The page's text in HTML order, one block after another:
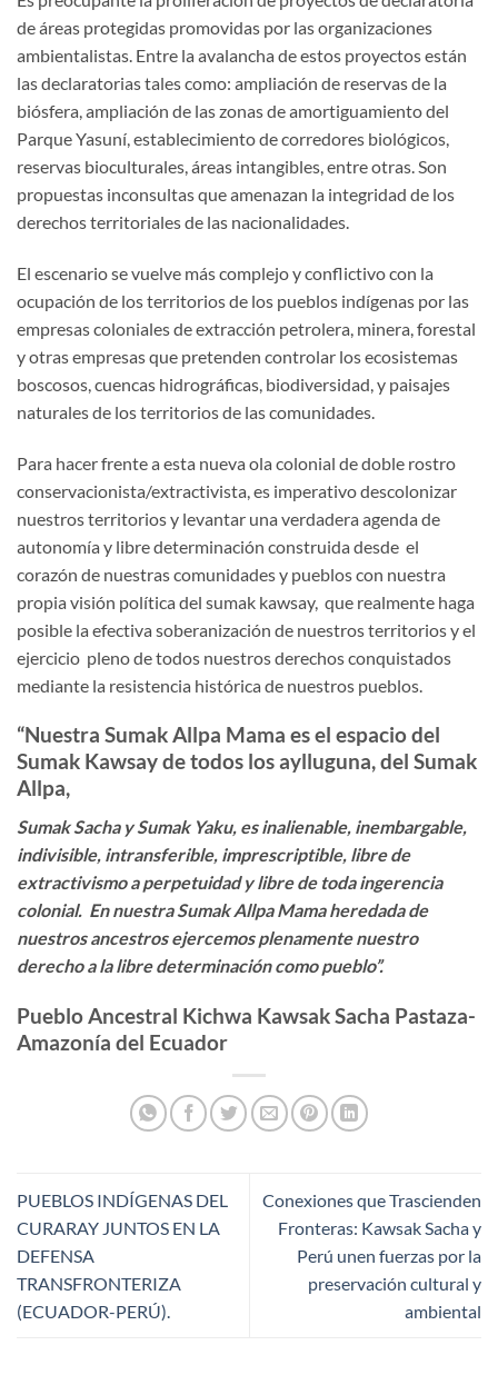
de áreas protegidas promovidas por las organizaciones
ambientalistas. Entre la avalancha de estos proyectos están
las declaratorias tales como: ampliación de reservas de la
biósfera, ampliación de las zonas de amortiguamiento del
Parque Yasuní, establecimiento de corredores biológicos,
reservas bioculturales, áreas intangibles, entre otras. Son
propuestas inconsultas que amenazan la integridad de los
derechos territoriales de las nacionalidades.
El escenario se vuelve más complejo y conflictivo con la
ocupación de los territorios de los pueblos indígenas por las
empresas coloniales de extracción petrolera, minera, forestal
y otras empresas que pretenden controlar los ecosistemas
boscosos, cuencas hidrográficas, biodiversidad, y paisajes
naturales de los territorios de las comunidades.
Para hacer frente a esta nueva ola colonial de doble rostro
conservacionista/extractivista, es imperativo descolonizar
nuestros territorios y levantar una verdadera agenda de
autonomía y libre determinación construida desde el
corazón de nuestras comunidades y pueblos con nuestra
propia visión política del sumak kawsay, que realmente haga
posible la efectiva soberanización de nuestros territorios y el
ejercicio pleno de todos nuestros derechos conquistados
mediante la resistencia histórica de nuestros pueblos.
“Nuestra Sumak Allpa Mama es el espacio del
Sumak Kawsay de todos los aylluguna, del Sumak
Allpa,
Sumak Sacha y Sumak Yaku, es inalienable, inembargable,
indivisible, intransferible, imprescriptible, libre de
extractivismo a perpetuidad y libre de toda ingerencia
colonial. En nuestra Sumak Allpa Mama heredada de
nuestros ancestros ejercemos plenamente nuestro
derecho a la libre determinación como pueblo”.
Pueblo Ancestral Kichwa Kawsak Sacha Pastaza-
Amazonía del Ecuador
PUEBLOS INDÍGENAS DEL
CURARAY JUNTOS EN LA
DEFENSA
TRANSFRONTERIZA
(ECUADOR-PERÚ).
Conexiones que Trascienden
Fronteras: Kawsak Sacha y
Perú unen fuerzas por la
preservación cultural y
ambiental